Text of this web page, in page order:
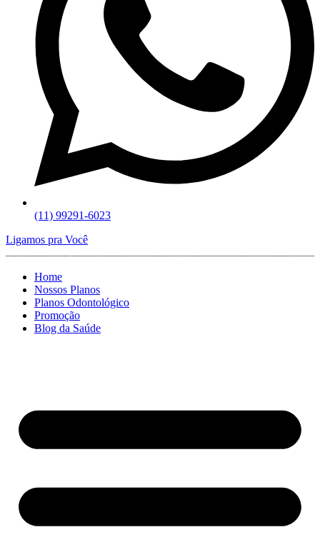
(11) 99291-6023
Ligamos pra Você
Home
Nossos Planos
Planos Odontológico
Promoção
Blog da Saúde